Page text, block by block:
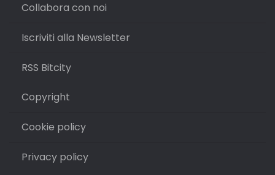
Collabora con noi
Iscriviti alla Newsletter
RSS Bitcity
Copyright
Cookie policy
Privacy policy